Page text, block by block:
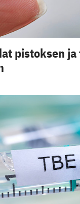
pistoksen